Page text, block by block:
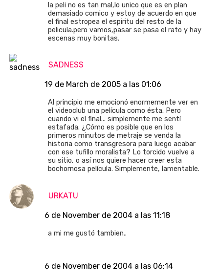
la peli no es tan mal,lo unico que es en plan
demasiado comico y estoy de acuerdo en que
el final estropea el espiritu del resto de la
pelicula.pero vamos,pasar se pasa el rato y hay
escenas muy bonitas.
SADNESS
19 de March de 2005 a las 01:06
Al principio me emocionó enormemente ver en
el videoclub una película como ésta. Pero
cuando vi el final... simplemente me sentí
estafada. ¿Cómo es posible que en los
primeros minutos de metraje se venda la
historia como transgresora para luego acabar
con ese tufillo moralista? Lo torcido vuelve a
su sitio, o así nos quiere hacer creer esta
bochornosa película. Simplemente, lamentable.
URKATU
6 de November de 2004 a las 11:18
a mi me gustó tambien..
6 de November de 2004 a las 06:14